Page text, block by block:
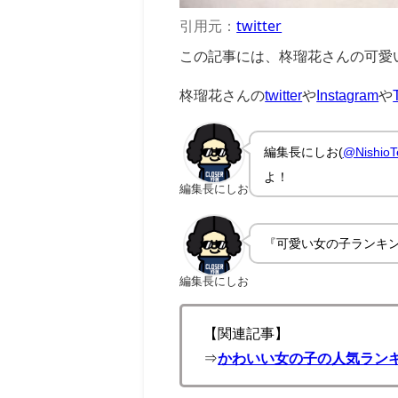
引用元：twitter
この記事には、柊瑠花さんの可
柊瑠花さんのtwitterや Instagramや
編集長にしお
編集長にしお(
よ！
編集長にしお
『可愛い女の子ランキ
【関連記事】
⇒かわいい女の子の人気ラン